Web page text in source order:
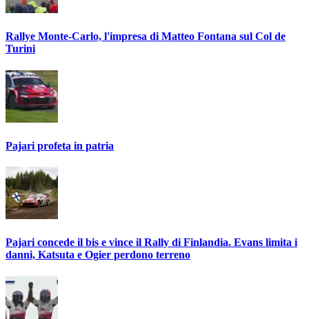
Rallye Monte-Carlo, l'impresa di Matteo Fontana sul Col de
Turini
Pajari profeta in patria
Pajari concede il bis e vince il Rally di Finlandia. Evans limita i
danni, Katsuta e Ogier perdono terreno